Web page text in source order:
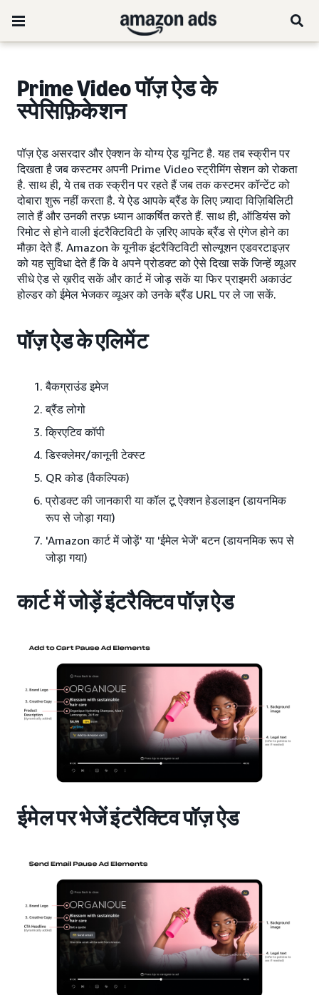
Prime Video पॉज़ ऐड के
स्पेसिफ़िकेशन
पॉज़ ऐड असरदार और ऐक्शन के योग्य ऐड यूनिट है. यह तब स्क्रीन पर
दिखता है जब कस्टमर अपनी Prime Video स्ट्रीमिंग सेशन को रोकता
है. साथ ही, ये तब तक स्क्रीन पर रहते हैं जब तक कस्टमर कॉन्टेंट को
दोबारा शुरू नहीं करता है. ये ऐड आपके ब्रैंड के लिए ज़्यादा विज़िबिलिटी
लाते हैं और उनकी तरफ़ ध्यान आकर्षित करते हैं. साथ ही, ऑडियंस को
रिमोट से होने वाली इंटरैक्टिविटी के ज़रिए आपके ब्रैंड से एंगेज होने का
मौक़ा देते हैं. Amazon के यूनीक इंटरैक्टिविटी सोल्यूशन एडवरटाइज़र
को यह सुविधा देते हैं कि वे अपने प्रोडक्ट को ऐसे दिखा सकें जिन्हें व्यूअर
सीधे ऐड से ख़रीद सकें और कार्ट में जोड़ सकें या फिर प्राइमरी अकाउंट
होल्डर को ईमेल भेजकर व्यूअर को उनके ब्रैंड URL पर ले जा सकें.
पॉज़ ऐड के एलिमेंट
बैकग्राउंड इमेज
ब्रैंड लोगो
क्रिएटिव कॉपी
डिस्क्लेमर/कानूनी टेक्स्ट
QR कोड (वैकल्पिक)
प्रोडक्ट की जानकारी या कॉल टू ऐक्शन हेडलाइन (डायनमिक
रूप से जोड़ा गया)
'Amazon कार्ट में जोड़ें' या 'ईमेल भेजें' बटन (डायनमिक रूप से
जोड़ा गया)
कार्ट में जोड़ें इंटरैक्टिव पॉज़ ऐड
ईमेल पर भेजें इंटरैक्टिव पॉज़ ऐड